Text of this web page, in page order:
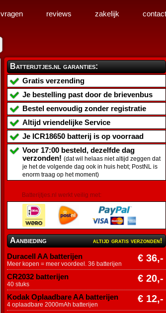
Batterijtjes.nl garanties:
Gratis verzending
Je bestelling past door de brievenbus
Bestel eenvoudig zonder registratie
Altijd vriendelijke Service
Je ICR18650 batterij is op voorraad
Voor 17:00 besteld, dezelfde dag
verzonden! (dat wil helaas niet altijd zeggen dat
je het de volgende dag ook in huis hebt; PostNL is
enorm traag op het moment)
Batterijtjes.nl werkt veilig met:
Aanbieding altijd gratis verzonden!
Duracell AA batterijen € 36,-
Meer kopen = meer voordeel. 36 batterijen
CR2032 batterijen € 20,-
40 stuks
Kodak Oplaadbare AA batterijen € 12,-
4 oplaadbare 2000mAh batterijen
vragen reviews zakelijk contact